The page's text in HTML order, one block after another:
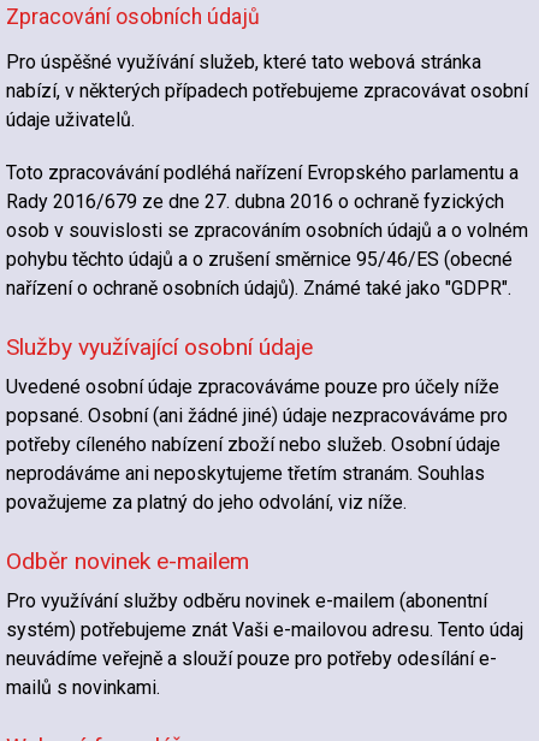
Zpracování osobních údajů
Pro úspěšné využívání služeb, které tato webová stránka
nabízí, v některých případech potřebujeme zpracovávat osobní
údaje uživatelů.
Toto zpracovávání podléhá nařízení Evropského parlamentu a
Rady 2016/679 ze dne 27. dubna 2016 o ochraně fyzických
osob v souvislosti se zpracováním osobních údajů a o volném
pohybu těchto údajů a o zrušení směrnice 95/46/ES (obecné
nařízení o ochraně osobních údajů). Známé také jako "GDPR".
Služby využívající osobní údaje
Uvedené osobní údaje zpracováváme pouze pro účely níže
popsané. Osobní (ani žádné jiné) údaje nezpracováváme pro
potřeby cíleného nabízení zboží nebo služeb. Osobní údaje
neprodáváme ani neposkytujeme třetím stranám. Souhlas
považujeme za platný do jeho odvolání, viz níže.
Odběr novinek e-mailem
Pro využívání služby odběru novinek e-mailem (abonentní
systém) potřebujeme znát Vaši e-mailovou adresu. Tento údaj
neuvádíme veřejně a slouží pouze pro potřeby odesílání e-
mailů s novinkami.